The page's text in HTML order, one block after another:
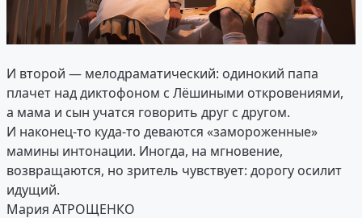
И второй — мелодраматический: одинокий папа
плачет над диктофоном с Лёшиными откровениями,
а мама и сын учатся говорить друг с другом.
И наконец-то куда-то деваются «замороженные»
мамины интонации. Иногда, на мгновение,
возвращаются, но зритель чувствует: дорогу осилит
идущий.
Мария АТРОЩЕНКО